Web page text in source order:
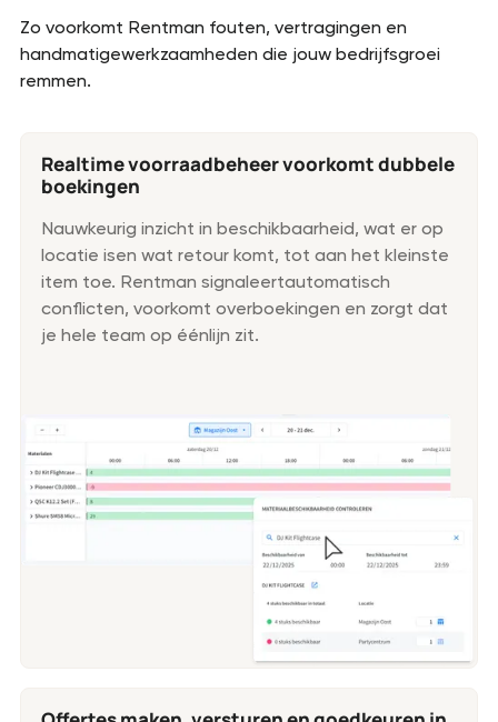
Zo voorkomt Rentman fouten, vertragingen en
handmatigewerkzaamheden die jouw bedrijfsgroei
remmen.
Realtime voorraadbeheer voorkomt dubbele
boekingen
Nauwkeurig inzicht in beschikbaarheid, wat er op
locatie isen wat retour komt, tot aan het kleinste
item toe. Rentman signaleertautomatisch
conflicten, voorkomt overboekingen en zorgt dat
je hele team op éénlijn zit.